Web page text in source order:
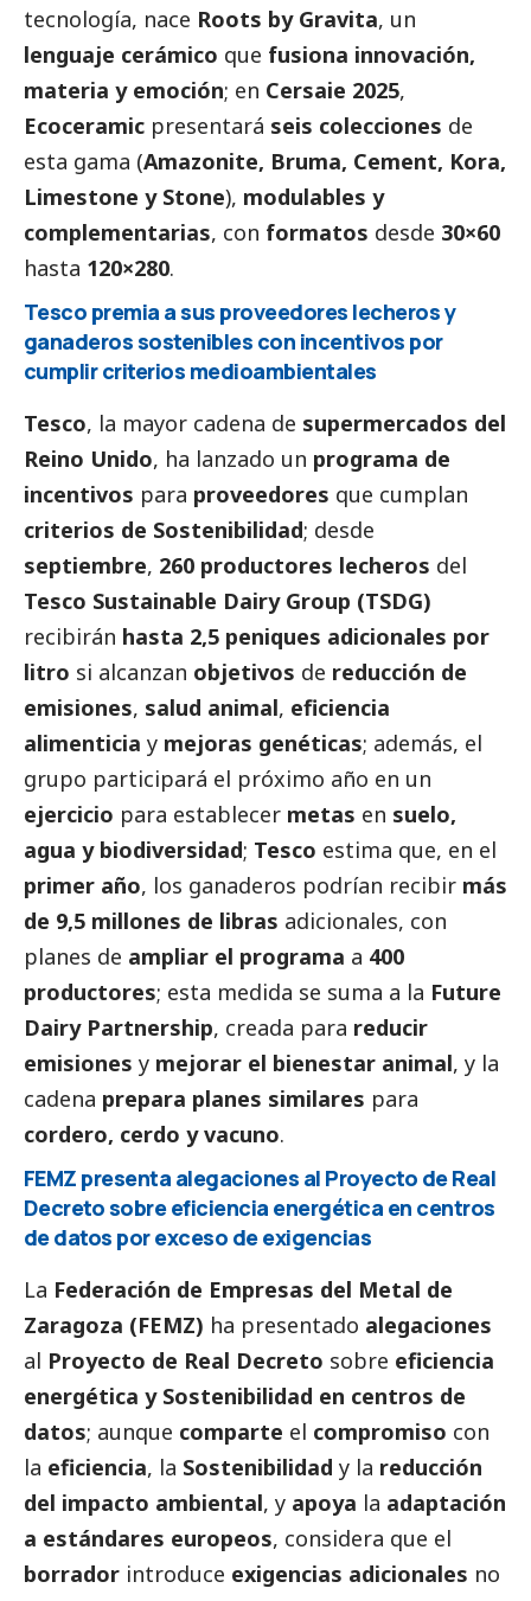
tecnología, nace Roots by Gravita, un
lenguaje cerámico que fusiona innovación,
materia y emoción; en Cersaie 2025,
Ecoceramic presentará seis colecciones de
esta gama (Amazonite, Bruma, Cement, Kora,
Limestone y Stone), modulables y
complementarias, con formatos desde 30×60
hasta 120×280.
Tesco premia a sus proveedores lecheros y
ganaderos sostenibles con incentivos por
cumplir criterios medioambientales
Tesco, la mayor cadena de supermercados del
Reino Unido, ha lanzado un programa de
incentivos para proveedores que cumplan
criterios de Sostenibilidad; desde
septiembre, 260 productores lecheros del
Tesco Sustainable Dairy Group (TSDG)
recibirán hasta 2,5 peniques adicionales por
litro si alcanzan objetivos de reducción de
emisiones, salud animal, eficiencia
alimenticia y mejoras genéticas; además, el
grupo participará el próximo año en un
ejercicio para establecer metas en suelo,
agua y biodiversidad; Tesco estima que, en el
primer año, los ganaderos podrían recibir más
de 9,5 millones de libras adicionales, con
planes de ampliar el programa a 400
productores; esta medida se suma a la Future
Dairy Partnership, creada para reducir
emisiones y mejorar el bienestar animal, y la
cadena prepara planes similares para
cordero, cerdo y vacuno.
FEMZ presenta alegaciones al Proyecto de Real
Decreto sobre eficiencia energética en centros
de datos por exceso de exigencias
La Federación de Empresas del Metal de
Zaragoza (FEMZ) ha presentado alegaciones
al Proyecto de Real Decreto sobre eficiencia
energética y Sostenibilidad en centros de
datos; aunque comparte el compromiso con
la eficiencia, la Sostenibilidad y la reducción
del impacto ambiental, y apoya la adaptación
a estándares europeos, considera que el
borrador introduce exigencias adicionales no